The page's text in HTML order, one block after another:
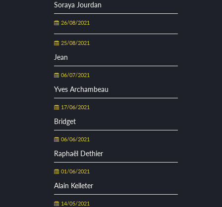
Soraya Jourdan
26/08/2021
25/08/2021
Jean
06/07/2021
Yves Archambeau
17/06/2021
Bridget
06/06/2021
Raphaël Dethier
01/06/2021
Alain Kelleter
14/05/2021